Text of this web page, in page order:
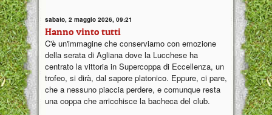
sabato, 2 maggio 2026, 09:21
Hanno vinto tutti
C'è un'immagine che conserviamo con emozione
della serata di Agliana dove la Lucchese ha
centrato la vittoria in Supercoppa di Eccellenza, un
trofeo, si dirà, dal sapore platonico. Eppure, ci pare,
che a nessuno piaccia perdere, e comunque resta
una coppa che arricchisce la bacheca del club.